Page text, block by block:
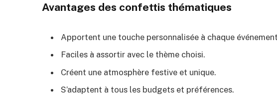
Avantages des confettis thématiques
Apportent une touche personnalisée à chaque
Faciles à assortir avec le thème choisi.
Créent une atmosphère festive et unique.
S’adaptent à tous les budgets et préférences.